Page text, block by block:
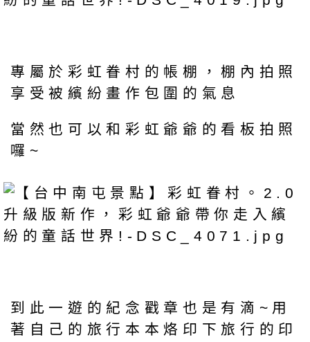
專屬於彩虹眷村的帳棚，棚內拍照
享受被繽紛畫作包圍的氣息
當然也可以和彩虹爺爺的看板拍照
囉~
到此一遊的紀念戳章也是有滴~用
著自己的旅行本本烙印下旅行的印